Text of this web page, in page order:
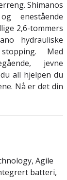
Shimanos
enestående
2,6-tommers
hydrauliske
Med
jevne
all hjelpen du
Nå er det din
Agile
batteri,